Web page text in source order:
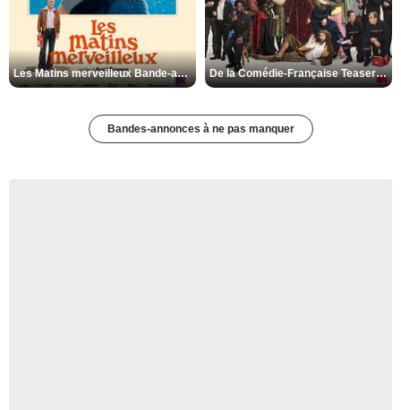
Les Matins merveilleux Bande-annonce VF De la Comédie-Française Teaser VF
Bandes-annonces à ne pas manquer